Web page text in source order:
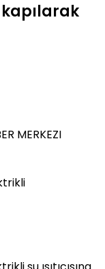
MERKEZI